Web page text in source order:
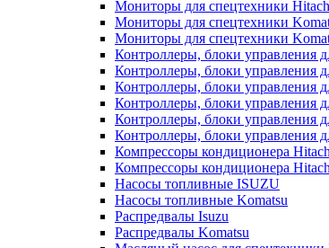
Мониторы для спецтехники
Мониторы для спецтехники
Мониторы для спецтехники
Контроллеры, блоки управления
Контроллеры, блоки управления
Контроллеры, блоки управления
Контроллеры, блоки управления
Контроллеры, блоки управления
Контроллеры, блоки управления
Компрессоры кондиционера
Компрессоры кондиционера
Насосы топливные ISUZU
Насосы топливные Komatsu
Распредвалы Isuzu
Распредвалы Komatsu